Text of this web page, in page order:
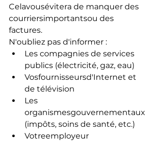
Celavousévitera de manquer des
courriersimportantsou des
factures.
N'oubliez pas d'informer :
Les compagnies de services
publics (électricité, gaz, eau)
Vosfournisseursd'Internet et
de télévision
Les
organismesgouvernementaux
(impôts, soins de santé, etc.)
Votreemployeur